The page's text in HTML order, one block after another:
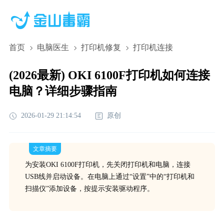
首页 电脑医生 打印机修复 打印机连接
(2026最新) OKI 6100F打印机如何连接
电脑？详细步骤指南
2026-01-29 21:14:54 原创
文章摘要
为安装OKI 6100F打印机，先关闭打印机和电脑，连接
USB线并启动设备。在电脑上通过“设置”中的“打印机和
扫描仪”添加设备，按提示安装驱动程序。